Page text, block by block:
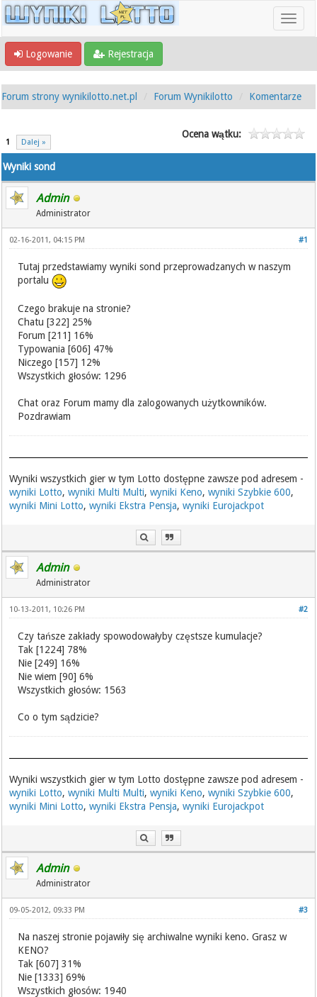
Logowanie Rejestracja
Forum strony wynikilotto.net.pl Forum Wynikilotto Komentarze
1 Dalej »
Ocena wątku:
Wyniki sond
Admin
Administrator
#1
02-16-2011, 04:15 PM
Tutaj przedstawiamy wyniki sond przeprowadzanych w naszym
portalu
Czego brakuje na stronie?
Chatu [322] 25%
Forum [211] 16%
Typowania [606] 47%
Niczego [157] 12%
Wszystkich głosów: 1296
Chat oraz Forum mamy dla zalogowanych użytkowników.
Pozdrawiam
Wyniki wszystkich gier w tym Lotto dostępne zawsze pod adresem -
wyniki Lotto,wyniki Multi Multi,wyniki Keno,wyniki Szybkie 600,
wyniki Mini Lotto,wyniki Ekstra Pensja,wyniki Eurojackpot
Admin
Administrator
#2
10-13-2011, 10:26 PM
Czy tańsze zakłady spowodowałyby częstsze kumulacje?
Tak [1224] 78%
Nie [249] 16%
Nie wiem [90] 6%
Wszystkich głosów: 1563
Co o tym sądzicie?
Wyniki wszystkich gier w tym Lotto dostępne zawsze pod adresem -
wyniki Lotto,wyniki Multi Multi,wyniki Keno,wyniki Szybkie 600,
wyniki Mini Lotto,wyniki Ekstra Pensja,wyniki Eurojackpot
Admin
Administrator
#3
09-05-2012, 09:33 PM
Na naszej stronie pojawiły się archiwalne wyniki keno. Grasz w
KENO?
Tak [607] 31%
Nie [1333] 69%
Wszystkich głosów: 1940